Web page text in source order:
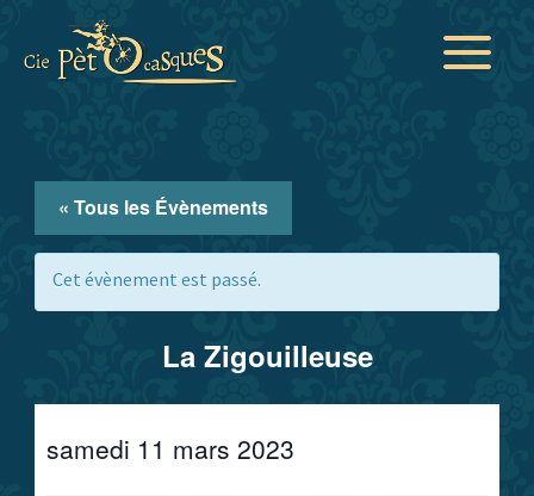
contenu
« Tous les Évènements
Cet évènement est passé.
La Zigouilleuse
samedi 11 mars 2023